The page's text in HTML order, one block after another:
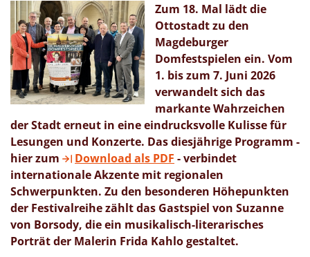
Zum 18. Mal lädt die
Ottostadt zu den
Magdeburger
Domfestspielen ein. Vom
1. bis zum 7. Juni 2026
verwandelt sich das
markante Wahrzeichen
der Stadt erneut in eine eindrucksvolle Kulisse für
Lesungen und Konzerte. Das diesjährige Programm -
hier zum
Download als PDF -verbindet
internationale Akzente mit regionalen
Schwerpunkten. Zu den besonderen Höhepunkten
der Festivalreihe zählt das Gastspiel von Suzanne
von Borsody, die ein musikalisch-literarisches
Porträt der Malerin Frida Kahlo gestaltet.